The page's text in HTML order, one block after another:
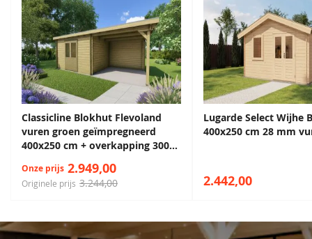
Daktype Zadeldak
Daktype Zadeldak
Breedte 400 cm
Lengte 250 cm
Classicline Blokhut Flevoland
vuren groen geïmpregneerd
400x250 cm + overkapping 300
Originele prijs 3.244,00
Onze prijs 2.949,00
Lugarde Select Wijhe
400x250 cm 28 mm
2.442,00